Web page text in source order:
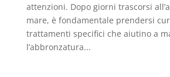
attenzioni. Dopo giorni trascorsi
mare, è fondamentale prendersi
trattamenti specifici che aiutino a
l’abbronzatura...